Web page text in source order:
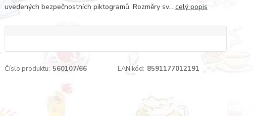
uvedených bezpečnostních piktogramů. Rozměry sv... celý popis
Číslo produktu: 560107/66 EAN kód: 8591177012191